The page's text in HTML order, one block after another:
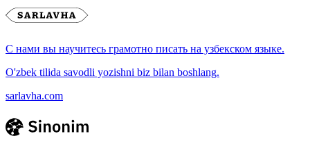
С нами вы научитесь грамотно писать на узбекском языке.
O'zbek tilida savodli yozishni biz bilan boshlang.
sarlavha.com